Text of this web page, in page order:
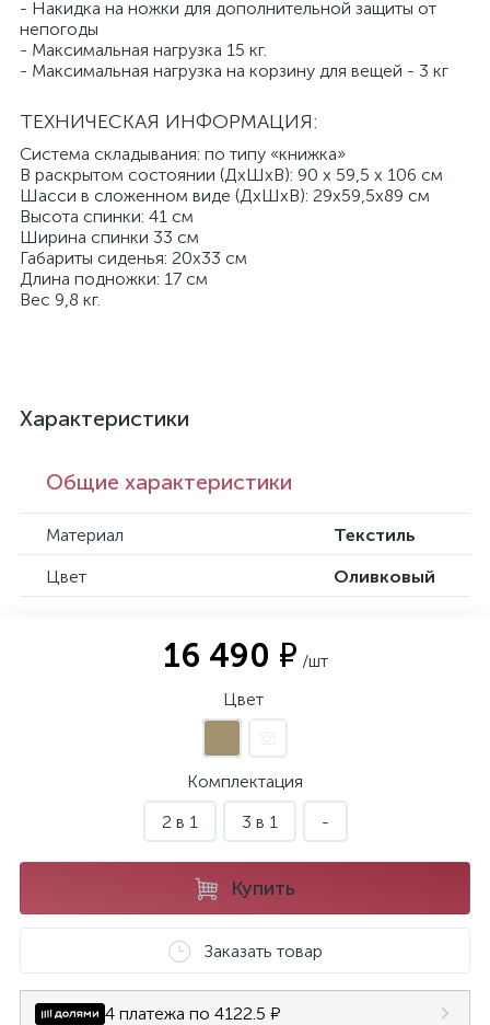
- Накидка на ножки для дополнительной защиты от
непогоды
- Максимальная нагрузка 15 кг.
- Максимальная нагрузка на корзину для вещей - 3 кг
ТЕХНИЧЕСКАЯ ИНФОРМАЦИЯ:
Система складывания: по типу «книжка»
В раскрытом состоянии (ДхШхВ): 90 х 59,5 х 106 см
Шасси в сложенном виде (ДхШхВ): 29х59,5х89 см
Высота спинки: 41 см
Ширина спинки 33 см
Габариты сиденья: 20х33 см
Длина подножки: 17 см
Вес 9,8 кг.
Характеристики
Общие характеристики
Материал
Текстиль
Цвет
Оливковый
16 490 ₽ /шт
Цвет
Комплектация
2 в 1
3 в 1 -
Купить
Заказать товар
4 платежа по 4122.5 ₽